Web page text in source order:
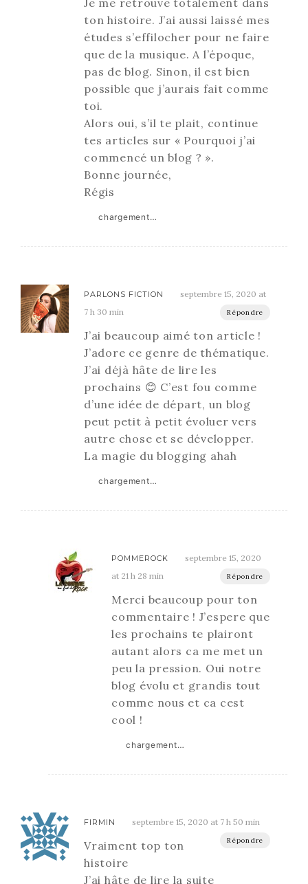
Je me retrouve totalement dans
ton histoire. J’ai aussi laissé mes
études s’effilocher pour ne faire
que de la musique. A l’époque,
pas de blog. Sinon, il est bien
possible que j’aurais fait comme
toi.
Alors oui, s’il te plait, continue
tes articles sur « Pourquoi j’ai
commencé un blog ? ».
Bonne journée,
Régis
chargement…
PARLONS FICTION
septembre 15, 2020 at
7 h 30 min
Répondre
J’ai beaucoup aimé ton article !
J’adore ce genre de thématique.
J’ai déjà hâte de lire les
prochains 😊 C’est fou comme
d’une idée de départ, un blog
peut petit à petit évoluer vers
autre chose et se développer.
La magie du blogging ahah
chargement…
POMMEROCK
septembre 15, 2020
at 21 h 28 min
Répondre
Merci beaucoup pour ton
commentaire ! J’espere que
les prochains te plairont
autant alors ca me met un
peu la pression. Oui notre
blog évolu et grandis tout
comme nous et ca cest
cool !
chargement…
FIRMIN septembre 15, 2020 at 7 h 50 min
Répondre
Vraiment top ton
histoire
J’ai hâte de lire la suite